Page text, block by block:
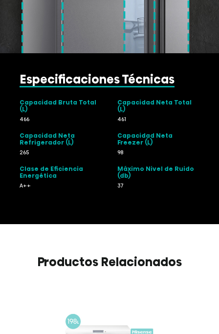
Especificaciones Técnicas
Capacidad Bruta Total
(L)
466
Capacidad Neta Total
(L)
461
Capacidad Neta
Refrigerador (L)
265
Capacidad Neta
Freezer (L)
98
Clase de Eficiencia
Energética
A++
Máximo Nivel de Ruido
(db)
37
Productos Relacionados